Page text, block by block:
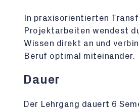
In praxisorientierten
Projektarbeiten wendest
Wissen direkt an und
Beruf optimal miteinander.
Dauer
Der Lehrgang dauert 6